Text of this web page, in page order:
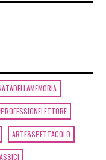
ARTE&SPETTACOLO